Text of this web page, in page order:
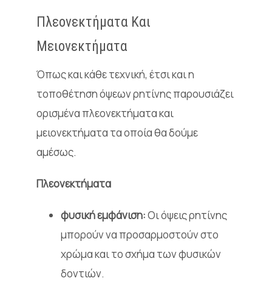
Πλεονεκτήματα Και
Μειονεκτήματα
Όπως και κάθε τεχνική, έτσι και η
τοποθέτηση όψεων ρητίνης παρουσιάζει
ορισμένα πλεονεκτήματα και
μειονεκτήματα τα οποία θα δούμε
αμέσως.
Πλεονεκτήματα
φυσική εμφάνιση:Οι όψεις ρητίνης
μπορούν να προσαρμοστούν στο
χρώμα και το σχήμα των φυσικών
δοντιών.